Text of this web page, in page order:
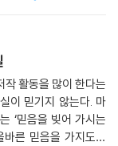
작 활동을 많이 한다는
이 믿기지 않는다. 마
른 믿음을 가지도록